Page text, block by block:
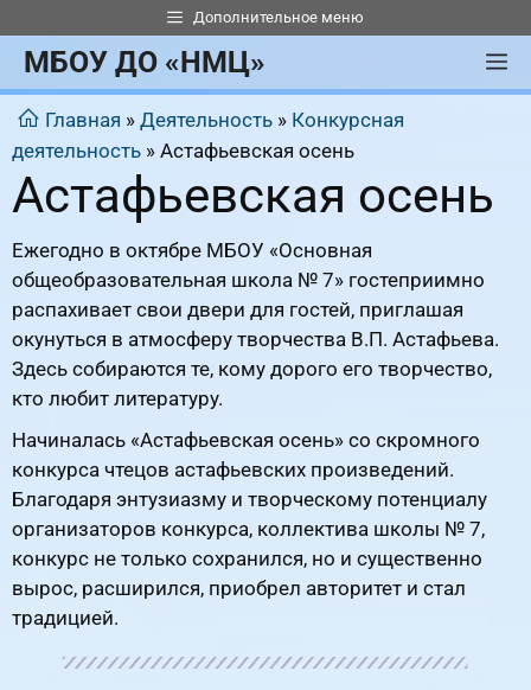
к
содержимому
Дополнительное меню
МБОУ ДО «НМЦ»
Главная »Деятельность » Конкурсная
деятельность » Астафьевская осень
Астафьевская осень
Ежегодно в октябре МБОУ «Основная
общеобразовательная школа № 7» гостеприимно
распахивает свои двери для гостей, приглашая
окунуться в атмосферу творчества В.П. Астафьева.
Здесь собираются те, кому дорого его творчество,
кто любит литературу.
Начиналась «Астафьевская осень» со скромного
конкурса чтецов астафьевских произведений.
Благодаря энтузиазму и творческому потенциалу
организаторов конкурса, коллектива школы № 7,
конкурс не только сохранился, но и существенно
вырос, расширился, приобрел авторитет и стал
традицией.